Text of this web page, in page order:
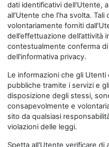
dati identificativi dell'Utente,
all'Utente che l’ha svolta.
volontariamente forniti
dell’effettuazione dell’attività
contestualmente conferma
dell'informativa privacy.
Le informazioni che gli
pubbliche tramite i servizi e
disposizione degli stessi,
consapevolmente e
sito da qualsiasi
violazioni delle leggi.
Spetta all'Utente verificare di